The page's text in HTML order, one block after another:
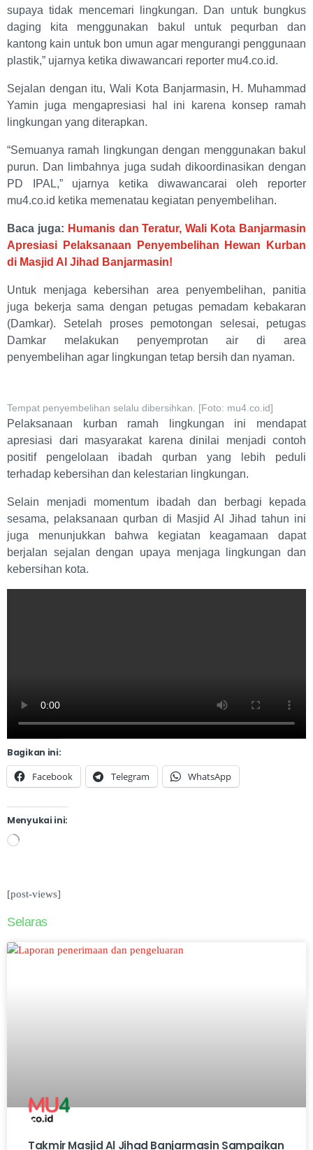
supaya tidak mencemari lingkungan. Dan untuk bungkus
daging kita menggunakan bakul untuk pequrban dan
kantong kain untuk bon umun agar mengurangi penggunaan
plastik,” ujarnya ketika diwawancari reporter mu4.co.id.
Sejalan dengan itu, Wali Kota Banjarmasin, H. Muhammad
Yamin juga mengapresiasi hal ini karena konsep ramah
lingkungan yang diterapkan.
“Semuanya ramah lingkungan dengan menggunakan bakul
purun. Dan limbahnya juga sudah dikoordinasikan dengan
PD IPAL,” ujarnya ketika diwawancarai oleh reporter
mu4.co.id ketika memenatau kegiatan penyembelihan.
Baca juga: Humanis dan Teratur, Wali Kota Banjarmasin
Apresiasi Pelaksanaan Penyembelihan Hewan Kurban
di Masjid Al Jihad Banjarmasin!
Untuk menjaga kebersihan area penyembelihan, panitia
juga bekerja sama dengan petugas pemadam kebakaran
(Damkar). Setelah proses pemotongan selesai, petugas
Damkar melakukan penyemprotan air di area
penyembelihan agar lingkungan tetap bersih dan nyaman.
Tempat penyembelihan selalu dibersihkan. [Foto: mu4.co.id]
Pelaksanaan kurban ramah lingkungan ini mendapat
apresiasi dari masyarakat karena dinilai menjadi contoh
positif pengelolaan ibadah qurban yang lebih peduli
terhadap kebersihan dan kelestarian lingkungan.
Selain menjadi momentum ibadah dan berbagi kepada
sesama, pelaksanaan qurban di Masjid Al Jihad tahun ini
juga menunjukkan bahwa kegiatan keagamaan dapat
berjalan sejalan dengan upaya menjaga lingkungan dan
kebersihan kota.
Bagikan ini:
Facebook Telegram WhatsApp
Menyukai ini:
[post-views]
Selaras
Takmir Masjid Al Jihad Banjarmasin Sampaikan